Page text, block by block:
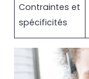
Contraintes et
spécificités